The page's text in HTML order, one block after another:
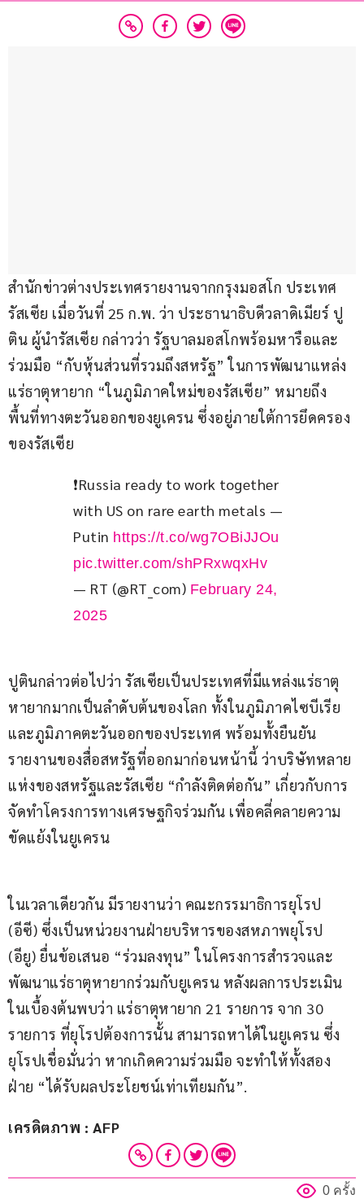
สำนักข่าวต่างประเทศรายงานจากกรุงมอสโก ประเทศ
รัสเซีย เมื่อวันที่ 25 ก.พ. ว่า ประธานาธิบดีวลาดิเมียร์ ปู
ติน ผู้นำรัสเซีย กล่าวว่า รัฐบาลมอสโกพร้อมหารือและ
ร่วมมือ “กับหุ้นส่วนที่รวมถึงสหรัฐ” ในการพัฒนาแหล่ง
แร่ธาตุหายาก “ในภูมิภาคใหม่ของรัสเซีย” หมายถึง
พื้นที่ทางตะวันออกของยูเครน ซึ่งอยู่ภายใต้การยึดครอง
ของรัสเซีย
❗️Russia ready to work together
with US on rare earth metals —
Putin https://t.co/wg7OBiJJOu
pic.twitter.com/shPRxwqxHv
— RT (@RT_com) February 24,
2025
ปูตินกล่าวต่อไปว่า รัสเซียเป็นประเทศที่มีแหล่งแร่ธาตุ
หายากมากเป็นลำดับต้นของโลก ทั้งในภูมิภาคไซบีเรีย
และภูมิภาคตะวันออกของประเทศ พร้อมทั้งยืนยัน
รายงานของสื่อสหรัฐที่ออกมาก่อนหน้านี้ ว่าบริษัทหลาย
แห่งของสหรัฐและรัสเซีย “กำลังติดต่อกัน” เกี่ยวกับการ
จัดทำโครงการทางเศรษฐกิจร่วมกัน เพื่อคลี่คลายความ
ขัดแย้งในยูเครน
ในเวลาเดียวกัน มีรายงานว่า คณะกรรมาธิการยุโรป
(อีซี) ซึ่งเป็นหน่วยงานฝ่ายบริหารของสหภาพยุโรป
(อียู) ยื่นข้อเสนอ “ร่วมลงทุน” ในโครงการสำรวจและ
พัฒนาแร่ธาตุหายากร่วมกับยูเครน หลังผลการประเมิน
ในเบื้องต้นพบว่า แร่ธาตุหายาก 21 รายการ จาก 30
รายการ ที่ยุโรปต้องการนั้น สามารถหาได้ในยูเครน ซึ่ง
ยุโรปเชื่อมั่นว่า หากเกิดความร่วมมือ จะทำให้ทั้งสอง
ฝ่าย “ได้รับผลประโยชน์เท่าเทียมกัน”.
เครดิตภาพ : AFP
0 ครั้ง